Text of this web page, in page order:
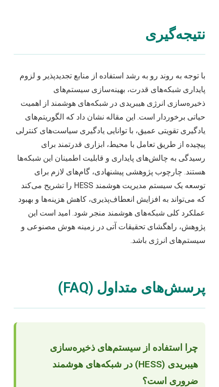
نتیجه‌گیری
با توجه به روند رو به رشد استفاده از منابع تجدیدپذیر و لزوم
پایداری شبکه‌های قدرت، بهینه‌سازی سیستم‌های
ذخیره‌سازی انرژی هیبریدی در شبکه‌های هوشمند از اهمیت
حیاتی برخوردار است. این مقاله نشان داد که الگوریتم‌های
یادگیری تقویتی عمیق، با توانایی یادگیری سیاست‌های کنترلی
پیچیده از طریق تعامل با محیط، ابزاری قدرتمند برای
رسیدگی به چالش‌های پایداری و قابلیت اطمینان این شبکه‌ها
هستند. چارچوب پژوهشی پیشنهادی، گام‌های لازم برای
توسعه یک سیستم مدیریت هوشمند HESS را تشریح می‌کند
که می‌تواند به افزایش انعطاف‌پذیری، کاهش هزینه‌ها و بهبود
عملکرد کلی شبکه‌های هوشمند منجر شود. امید است این
پژوهش، راهگشای تحقیقات آتی در زمینه هوش مصنوعی و
سیستم‌های انرژی باشد.
پرسش‌های متداول (FAQ)
چرا استفاده از سیستم‌های ذخیره‌سازی
هیبریدی (HESS) در شبکه‌های هوشمند
ضروری است؟